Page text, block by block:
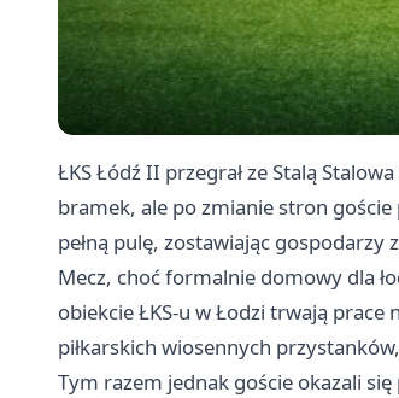
ŁKS Łódź II przegrał ze Stalą
bramek, ale po zmianie stron
pełną pulę, zostawiając
Mecz, choć formalnie domowy dla
obiekcie ŁKS-u w Łodzi trwają
piłkarskich wiosennych
Tym razem jednak goście okazali